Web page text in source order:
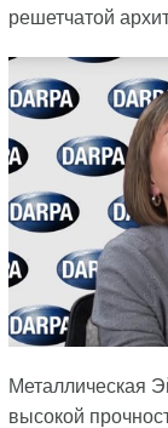
решетчатой
Металлическая
высокой